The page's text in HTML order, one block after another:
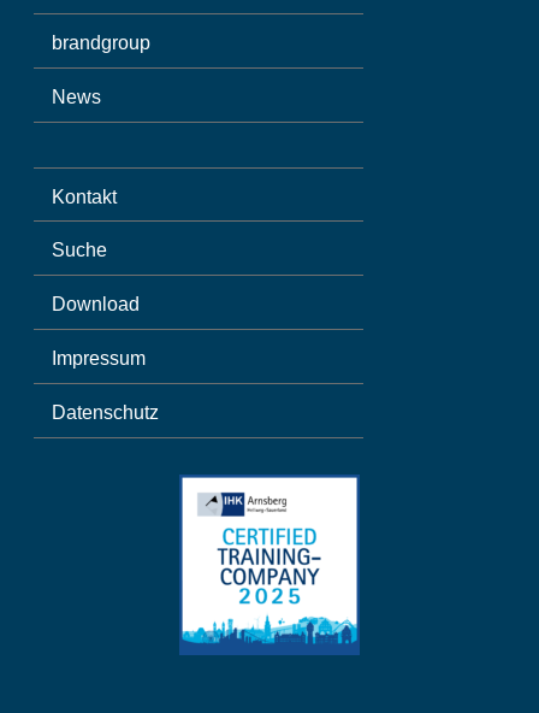
brandgroup
News
Kontakt
Suche
Download
Impressum
Datenschutz